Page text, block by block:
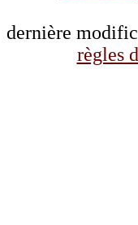
dernière
règles